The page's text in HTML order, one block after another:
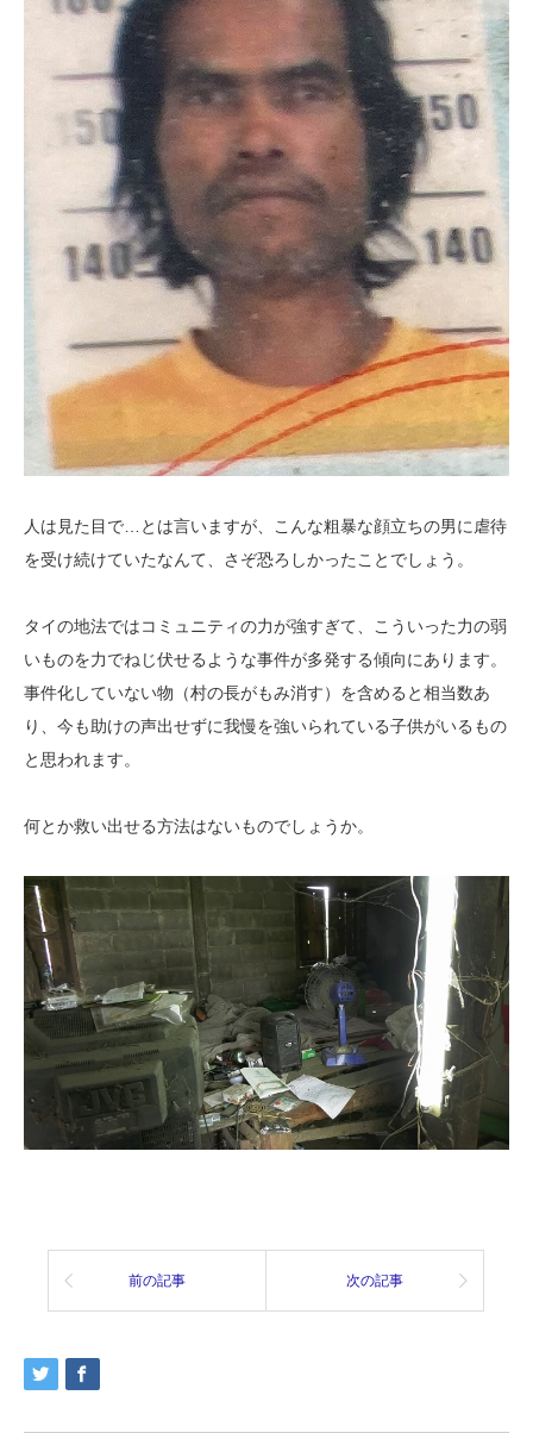
人は見た目で…とは言いますが、こんな粗暴な顔立ちの男に虐待
を受け続けていたなんて、さぞ恐ろしかったことでしょう。
タイの地法ではコミュニティの力が強すぎて、こういった力の弱
いものを力でねじ伏せるような事件が多発する傾向にあります。
事件化していない物（村の長がもみ消す）を含めると相当数あ
り、今も助けの声出せずに我慢を強いられている子供がいるもの
と思われます。
何とか救い出せる方法はないものでしょうか。
前の記事 次の記事